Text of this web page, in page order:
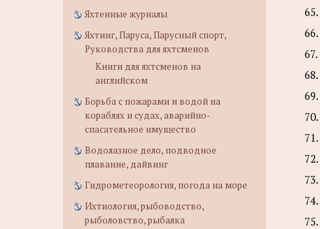
Яхтенные журналы
Яхтинг, Паруса, Парусный спорт,
Руководства для яхтсменов
Книги для яхтсменов на
английском
Борьба с пожарами и водой на
кораблях и судах, аварийно-
спасательное имущество
Водолазное дело, подводное
плавание, дайвинг
Гидрометеорология, погода на море
Ихтиология, рыбоводство,
рыболовство, рыбалка
65.
66.
67.
68.
69.
70.
71.
72.
73.
74.
75.